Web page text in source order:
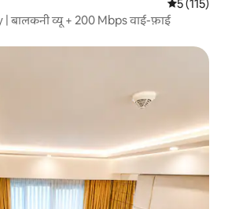
औसत रेटिंग 5
5 (115)
बालकनी व्यू + 200 Mbps वाई-फ़ाई